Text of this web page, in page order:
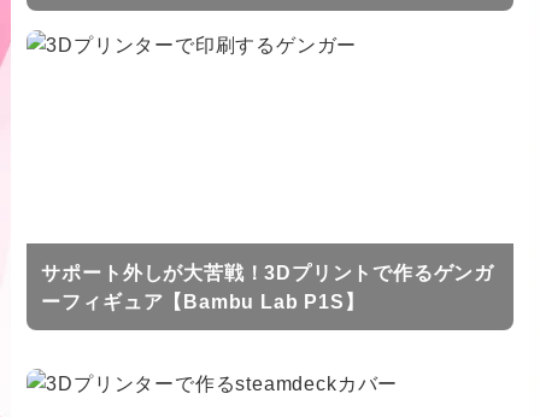
サポート外しが大苦戦！3Dプリントで作るゲンガ
ーフィギュア【Bambu Lab P1S】